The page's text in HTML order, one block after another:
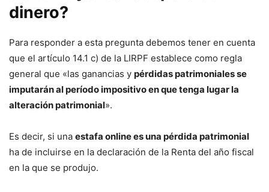
dinero?
Para responder a esta pregunta debemos tener en cuenta
que el artículo 14.1 c) de la LIRPF establece como regla
general que «las ganancias y pérdidas patrimoniales se
imputarán al período impositivo en que tenga lugar la
alteración patrimonial».
Es decir, si una estafa online es una pérdida patrimonial
ha de incluirse en la declaración de la Renta del año fiscal
en la que se produjo.